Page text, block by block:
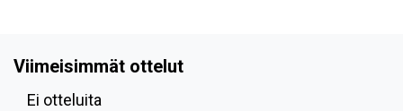
Viimeisimmät ottelut
Ei otteluita